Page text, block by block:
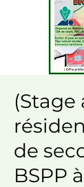
(Stage
de
BSPP